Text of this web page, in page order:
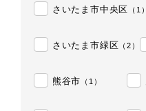
さいたま市中央区 （1）
さいたま市緑区 （2）
熊谷市 （1）